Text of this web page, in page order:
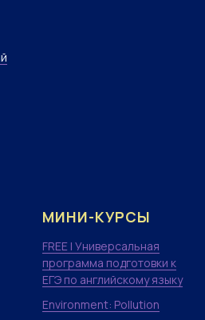
МИНИ-КУРСЫ
FREE | Универсальная
программа подготовки к
ЕГЭ по английскому языку
Environment: Pollution